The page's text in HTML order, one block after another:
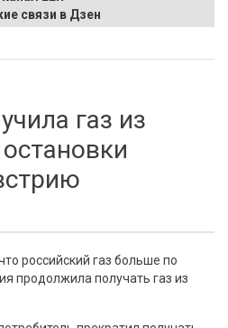
связи в Дзен
Песков
газ из
российский газ больше по
продолжила получать газ из